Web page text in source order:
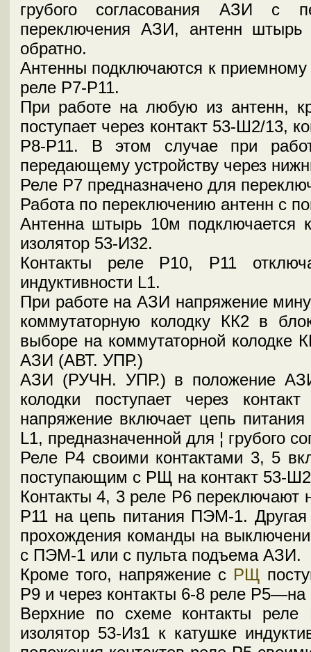
грубого согласования АЗИ с
переключения АЗИ, антенн
обратно.
Антенны подключаются к
реле Р7-Р11.
При работе на любую из антенн,
поступает через контакт 53-Ш2/13,
Р8-Р11. В этом случае при
передающему устройству через
Реле Р7 предназначено для
Работа по переключению антенн с
Антенна штырь 10м подключается
изолятор 53-И32.
Контакты реле Р10, Р11
индуктивности L1.
При работе на АЗИ напряжение
коммутаторную колодку КК2 в
выборе на коммутаторной колодке
АЗИ (АВТ. УПР.)
АЗИ (РУЧН. УПР.) в положение
колодки поступает через
напряжение включает цепь
L1, предназначенной для ¦ грубого
Реле Р4 своими контактами 3, 5
поступающим с РЩ на контакт 53-
Контакты 4, 3 реле Р6 переключают
Р11 на цепь питания ПЭМ-1.
прохождения команды на
с ПЭМ-1 или с пульта подъема АЗИ.
Кроме того, напряжение с РЩ
Р9 и через контакты 6-8 реле
Верхние по схеме контакты
изолятор 53-Из1 к катушке